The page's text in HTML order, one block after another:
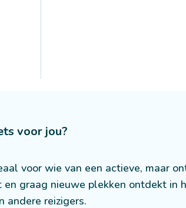
voor jou?
voor wie van een actieve, maar
en graag nieuwe plekken ontdekt in
andere reizigers.